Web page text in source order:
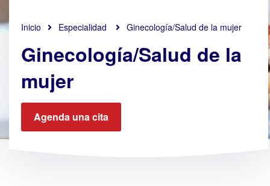
Inicio Especialidad Ginecología/Salud de la mujer
Ginecología/Salud de la
mujer
Agenda una cita